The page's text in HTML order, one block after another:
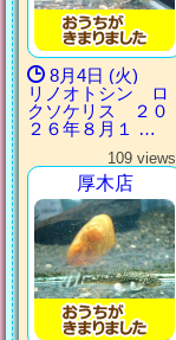
8月4日 (火)
リノオトシン ロ
クソケリス ２０
２６年８月１ …
109 views
厚木店